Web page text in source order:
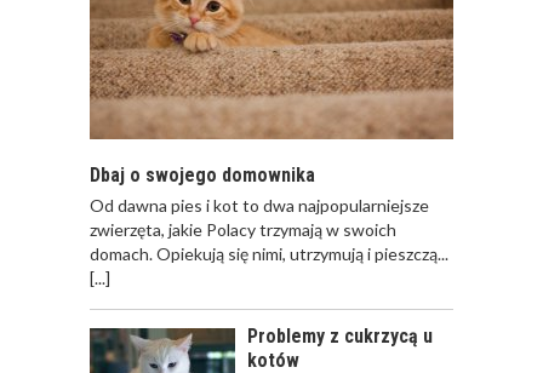
ROYAL CANIN FIBRE
RESPONSE – KARMA
DLA KOTÓW
DOROSŁYCH Z
TENDENCJĄ DO
ZAPARĆ
OPIEKA NAD KOTEM
PODCZAS
DOMU
Dbaj o swojego domownika
Od dawna pies i kot to dwa najpopularniejsze
zwierzęta, jakie Polacy trzymają w swoich
domach. Opiekują się nimi, utrzymują i pieszczą...
[...]
Problemy z cukrzycą u
kotów